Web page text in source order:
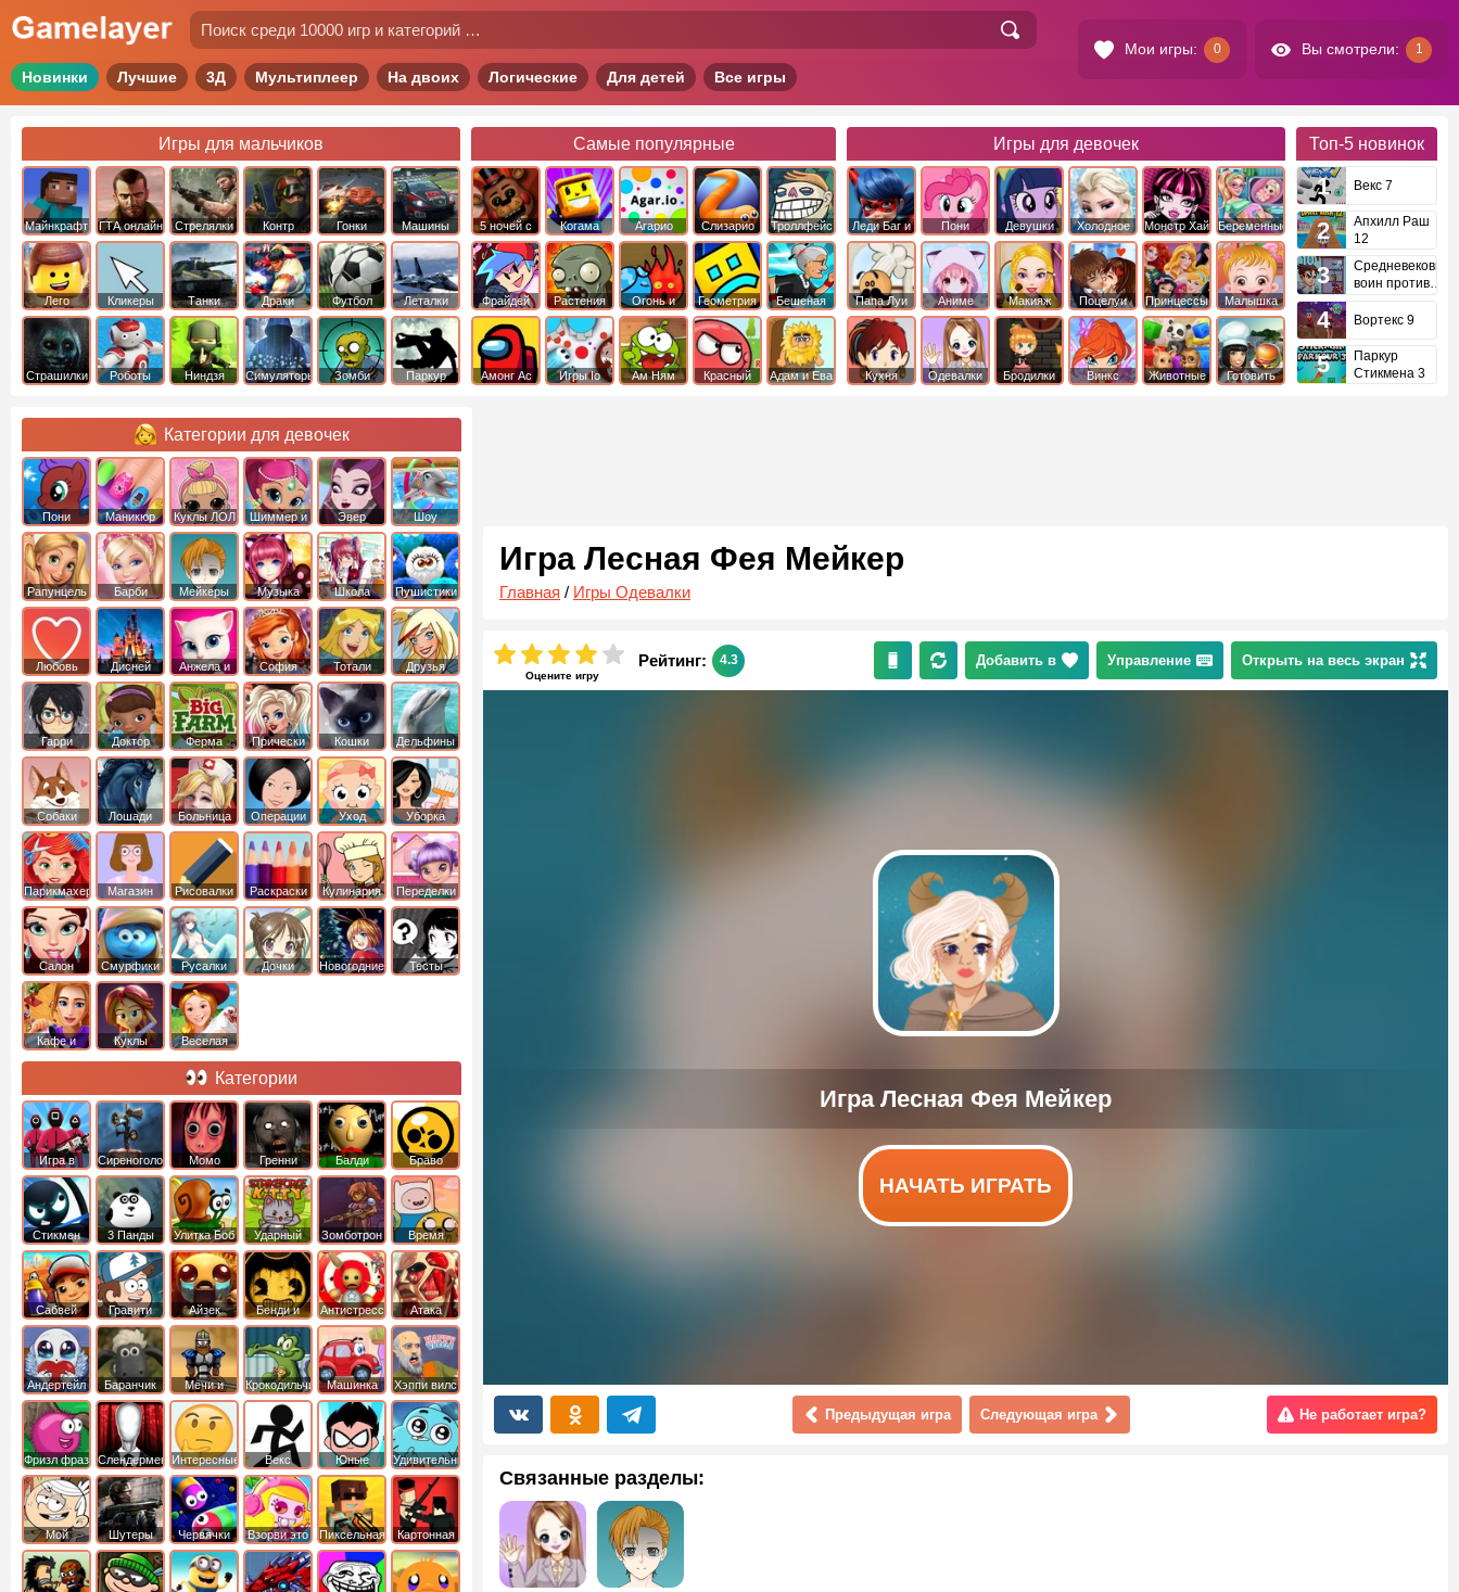
Мои игры: 0 Вы смотрели: 1
Новинки Лучшие 3Д Мультиплеер На двоих Логические Для детей Все игры
Игры для мальчиков
Майнкрафт ГТА онлайн Стрелялки
Контр
Страйк
Гонки Машины
Лего Кликеры Танки Драки Футбол Леталки
Страшилки Роботы Ниндзя Симуляторы Зомби Паркур
Самые популярные
5 ночей с
фредди
Когама Агарио Слизарио
Троллфейс
квест
Фрайдей
Найт
Фанкин
Растения
против
Зомби
Огонь и
Вода
Геометрия
Даш
Бешеная
бабка
сбежала из
психушки
Амонг Ас Игры Io Ам Ням
Красный
Адам и Ева
Игры для девочек
Леди Баг и
Супер Кот
Пони
Дружба это
Девушки
Эквестрии
Холодное
Сердце
Монстр Хай Беременные
Папа Луи Аниме Макияж Поцелуи
Принцессы
Диснея
Малышка
Хейзел
Кухня
Одевалки Бродилки Винкс Животные
Готовить
Топ-5 новинок
Векс 7
Апхилл Раш
12
Средневековый
воин против
Вортекс 9
Паркур
Стикмена 3
Игра Лесная Фея Мейкер
Главная / Игры Одевалки
Оцените игру
Рейтинг: 4.3 Добавить в Управление Открыть на весь экран
НАЧАТЬ ИГРАТЬ
Предыдущая игра Следующая игра Не работает игра?
Связанные разделы:
Категории для девочек
Пони
креатор
Маникюр Куклы ЛОЛ
Шиммер и
Шайн
Эвер
Афтер Хай
Шоу
дельфинов
Рапунцель Барби Мейкеры Музыка Школа Пушистики
Любовь Дисней
Анжела и
том
София
Прекрасная
Тотали
Спайс
Друзья
ангелов
Гарри
Поттер
Доктор
Плюшева
Ферма Прически Кошки Дельфины
Собаки Лошади Больница Операции Уход Уборка
Парикмахер Магазин Рисовалки Раскраски Кулинария Переделки
Салон Смурфики Русалки Дочки Новогодние Тесты
Кафе и
Куклы
Веселая
Категории
Игра в
Кальмара
Сиреноголовый Момо Гренни Балди
Браво
Старс
Стикмен 3 Панды Улитка Боб
Ударный
отряд котят
Зомботрон
Время
Приключений
Сабвей
Серф
Гравити
Фолз
Айзек
Бенди и
Чернильная
машина
Антистресс
Атака
Титанов
Андертейл
Баранчик
Шон
Мечи и
Сандали
Крокодильчик
Свомпи
Машинка
Вилли
Хэппи вилс
Фризл фраз Слендермен Интересные Векс
Юные
титаны
вперед
Удивительный
мир
Гамбола
Мой
шумный
дом
Шутеры Червячки Взорви это
Пиксельная
война
Картонная
башка